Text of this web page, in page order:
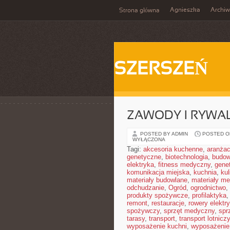
Strona główna Agnieszka
SZERSZEŃ
ZAWODY I
POSTED BY ADMIN POSTED
WYŁĄCZONA
Tagi: akcesoria kuchenne,
genetyczne, biotechnologia,
elektryka, fitness medyczny,
komunikacja miejska, kuchnia,
materiały budowlane, materiały
odchudzanie, Ogród, ogrodnictwo,
produkty spożywcze, profilaktyka,
remont, restauracje, rowery
spożywczy, sprzęt medyczny,
tarasy, transport, transport lotniczy
wyposażenie kuchni,